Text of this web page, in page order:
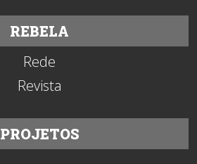
REBELA
Rede
Revista
PROJETOS